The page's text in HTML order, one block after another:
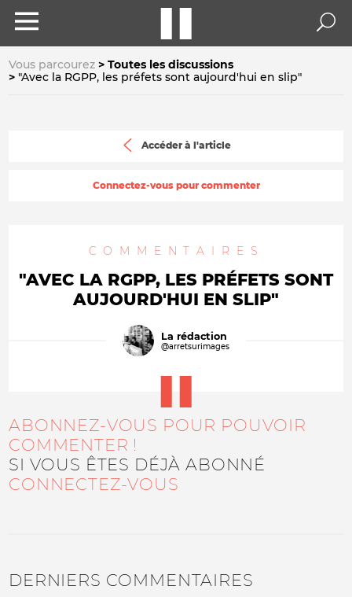
Vous parcourez
Toutes les discussions
"Avec la RGPP, les préfets sont aujourd'hui en slip"
Accéder à l'article
Connectez-vous pour commenter
COMMENTAIRES
"AVEC LA RGPP, LES PRÉFETS SONT
AUJOURD'HUI EN SLIP"
La rédaction
@arretsurimages
ABONNEZ-VOUS POUR POUVOIR
COMMENTER !
SI VOUS ÊTES DÉJÀ ABONNÉ
CONNECTEZ-VOUS
DERNIERS COMMENTAIRES